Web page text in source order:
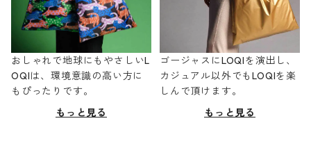
おしゃれで地球にもやさしいL
OQIは、環境意識の高い方に
もぴったりです。
もっと見る
ゴージャスにLOQIを演出し、
カジュアル以外でもLOQIを楽
しんで頂けます。
もっと見る